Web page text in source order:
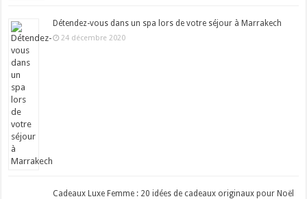
Détendez-vous dans un spa lors de votre séjour à Marrakech
24 décembre 2020
Cadeaux Luxe Femme : 20 idées de cadeaux originaux pour Noël